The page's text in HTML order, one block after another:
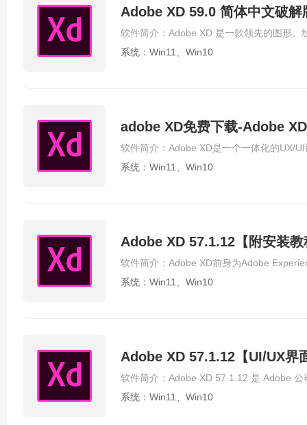
Adobe XD 59.0 简体中文破解
系统：Win11、Win10
adobe XD免费下载-Adobe
系统：Win11、Win10
Adobe XD 57.1.12【附安装
系统：Win11、Win10
Adobe XD 57.1.12【UI/UX界
系统：Win11、Win10